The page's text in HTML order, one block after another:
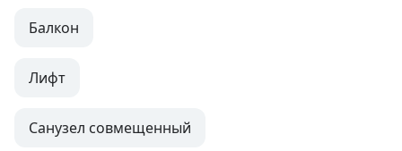
Балкон
Лифт
Санузел совмещенный